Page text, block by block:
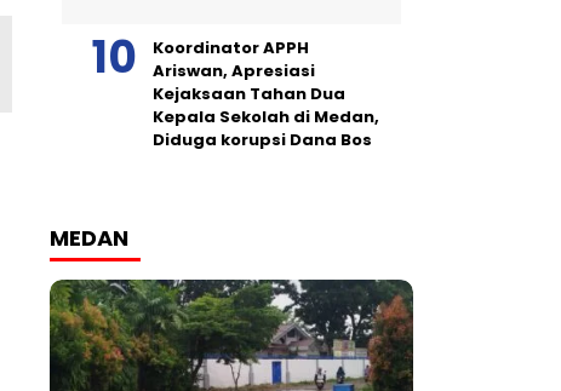
Koordinator APPH
Ariswan, Apresiasi
Kejaksaan Tahan Dua
Kepala Sekolah di Medan,
Diduga korupsi Dana Bos
MEDAN